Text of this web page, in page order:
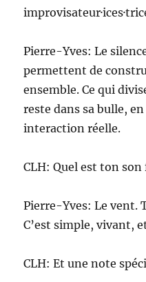
Pierre-Yves: Le
permettent de
ensemble. Ce qui
reste dans sa bulle,
interaction réelle.
CLH: Quel est ton son
Pierre-Yves: Le vent.
C’est simple, vivant,
CLH: Et une note